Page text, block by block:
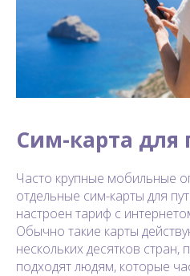
Сим-карта для
Часто крупные мобильные
отдельные сим-карты для
настроен тариф с
Обычно такие карты
нескольких десятков стран,
подходят людям, которые